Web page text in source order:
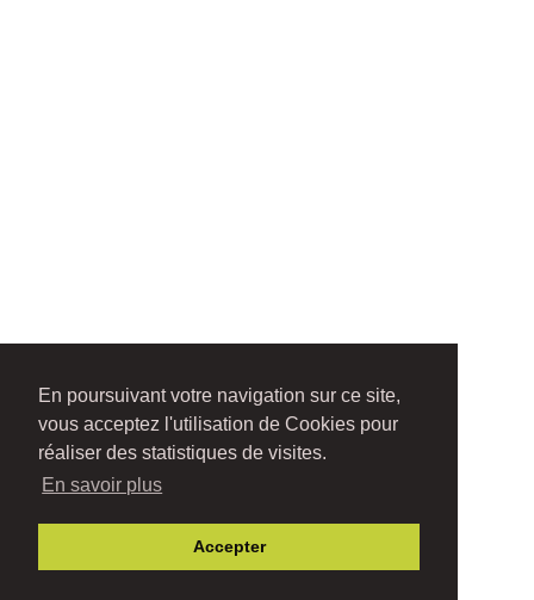
En poursuivant votre navigation sur ce site,
vous acceptez l'utilisation de Cookies pour
réaliser des statistiques de visites.
En savoir plus
Accepter